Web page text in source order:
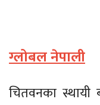
ग्लोबल नेपाली
चितवनका स्थायी